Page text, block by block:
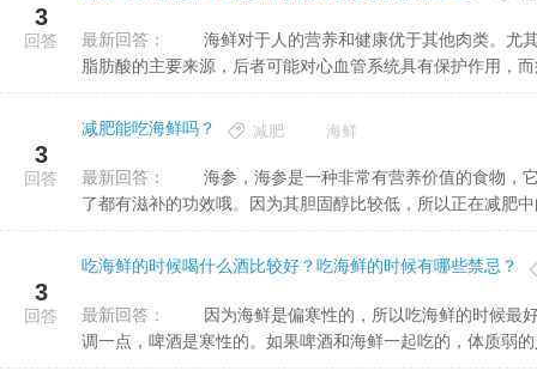
3
回答 最新回答：
脂肪酸的主要来源，后者可能对心血管系统具有保护作用，
3
回答
减肥能吃海鲜吗？ 减肥 海鲜
最新回答：
了都有滋补的功效哦。因为其胆固醇比较低，所以正在减肥
3
回答
吃海鲜的时候喝什么酒比较好？吃海鲜的时候有哪些禁忌？
最新回答：
调一点，啤酒是寒性的。如果啤酒和海鲜一起吃的，体质弱